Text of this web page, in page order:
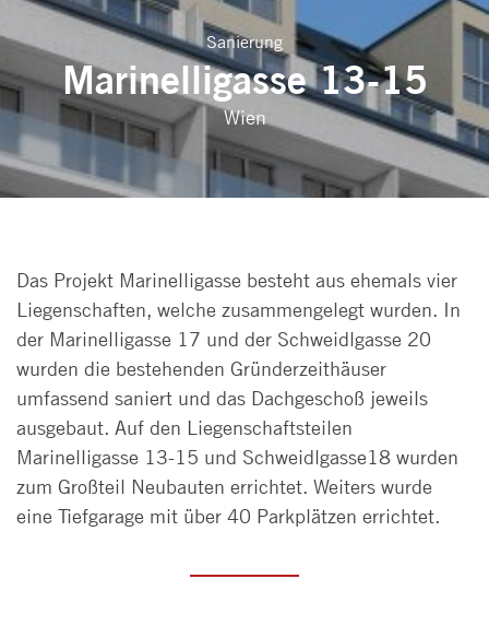
Sanierung
Marinelligasse 13-15
Wien
Das Projekt Marinelligasse besteht aus ehemals vier
Liegenschaften, welche zusammengelegt wurden. In
der Marinelligasse 17 und der Schweidlgasse 20
wurden die bestehenden Gründerzeithäuser
umfassend saniert und das Dachgeschoß jeweils
ausgebaut. Auf den Liegenschaftsteilen
Marinelligasse 13-15 und Schweidlgasse18 wurden
zum Großteil Neubauten errichtet. Weiters wurde
eine Tiefgarage mit über 40 Parkplätzen errichtet.